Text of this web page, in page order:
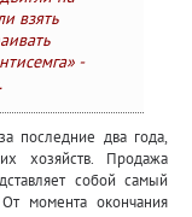
взять
-
последние два года,
хозяйств. Продажа
собой самый
момента окончания